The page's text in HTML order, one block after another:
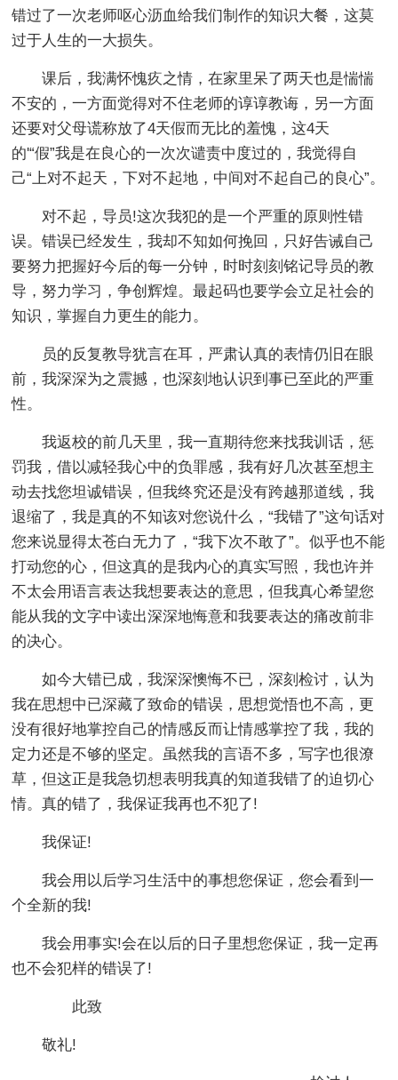
错过了一次老师呕心沥血给我们制作的知识大餐，这莫
过于人生的一大损失。
课后，我满怀愧疚之情，在家里呆了两天也是惴惴
不安的，一方面觉得对不住老师的谆谆教诲，另一方面
还要对父母谎称放了4天假而无比的羞愧，这4天
的'“假”我是在良心的一次次谴责中度过的，我觉得自
己“上对不起天，下对不起地，中间对不起自己的良心”。
对不起，导员!这次我犯的是一个严重的原则性错
误。错误已经发生，我却不知如何挽回，只好告诫自己
要努力把握好今后的每一分钟，时时刻刻铭记导员的教
导，努力学习，争创辉煌。最起码也要学会立足社会的
知识，掌握自力更生的能力。
员的反复教导犹言在耳，严肃认真的表情仍旧在眼
前，我深深为之震撼，也深刻地认识到事已至此的严重
性。
我返校的前几天里，我一直期待您来找我训话，惩
罚我，借以减轻我心中的负罪感，我有好几次甚至想主
动去找您坦诚错误，但我终究还是没有跨越那道线，我
退缩了，我是真的不知该对您说什么，“我错了”这句话对
您来说显得太苍白无力了，“我下次不敢了”。似乎也不能
打动您的心，但这真的是我内心的真实写照，我也许并
不太会用语言表达我想要表达的意思，但我真心希望您
能从我的文字中读出深深地悔意和我要表达的痛改前非
的决心。
如今大错已成，我深深懊悔不已，深刻检讨，认为
我在思想中已深藏了致命的错误，思想觉悟也不高，更
没有很好地掌控自己的情感反而让情感掌控了我，我的
定力还是不够的坚定。虽然我的言语不多，写字也很潦
草，但这正是我急切想表明我真的知道我错了的迫切心
情。真的错了，我保证我再也不犯了!
我保证!
我会用以后学习生活中的事想您保证，您会看到一
个全新的我!
我会用事实!会在以后的日子里想您保证，我一定再
也不会犯样的错误了!
此致
敬礼!